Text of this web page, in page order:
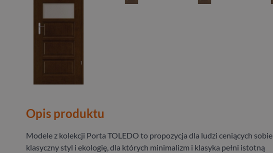
Opis produktu
Modele z kolekcji Porta TOLEDO to propozycja dla ludzi ceniących sobie
klasyczny styl i ekologię, dla których minimalizm i klasyka pełni istotną